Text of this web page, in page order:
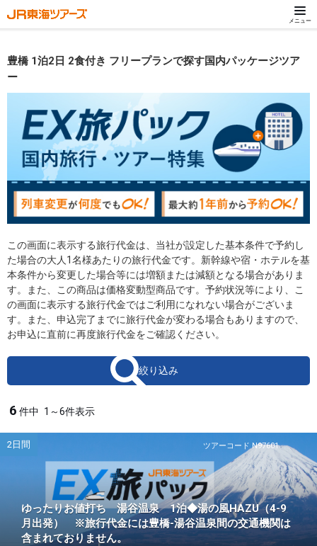
メニュー
豊橋 1泊2日 2食付き フリープランで探す国内パッケージツア
ー
この画面に表示する旅行代金は、当社が設定した基本条件で予約し
た場合の大人1名様あたりの旅行代金です。新幹線や宿・ホテルを基
本条件から変更した場合等には増額または減額となる場合がありま
す。また、この商品は価格変動型商品です。予約状況等により、こ
の画面に表示する旅行代金ではご利用になれない場合がございま
す。また、申込完了までに旅行代金が変わる場合もありますので、
お申込に直前に再度旅行代金をご確認ください。
絞り込み
6 件中 1～6件表示
ツアーコード N97601
2日間
ゆったりお値打ち 湯谷温泉 1泊◆湯の風HAZU（4-9
月出発） ※旅行代金には豊橋-湯谷温泉間の交通機関は
含まれておりません。